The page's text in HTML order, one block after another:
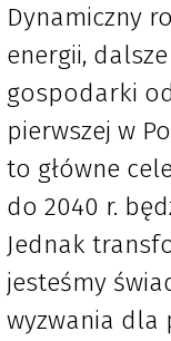
Dynamiczny
energii,
gospodarki
pierwszej w
to główne
do 2040 r.
Jednak
jesteśmy
wyzwania dla